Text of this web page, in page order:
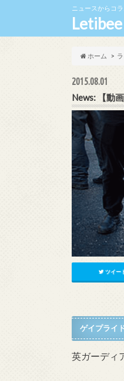
ニュースからコ
ホーム
2015.08.01
News: 【動
ツイー
ゲイプライ
英ガーディ